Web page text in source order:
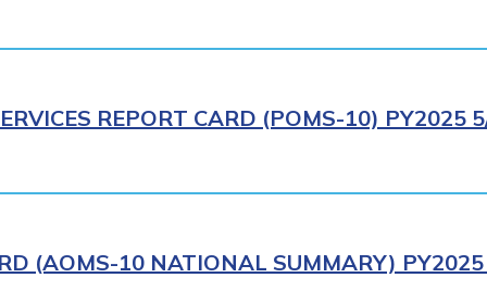
REPORT CARD (POMS-10) PY2025
(AOMS-10 NATIONAL SUMMARY)